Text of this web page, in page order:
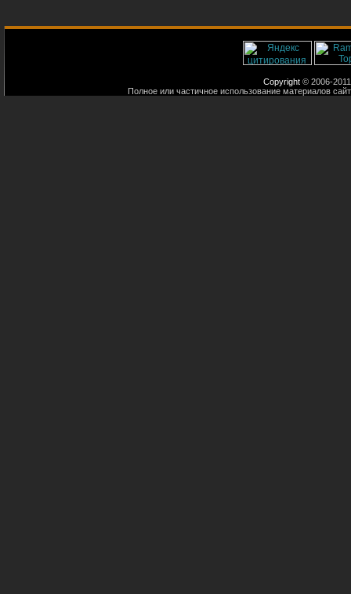
Copyright © 2006-
Полное или частичное использование материалов